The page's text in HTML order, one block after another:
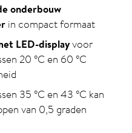
onderbouw
in compact formaat
LED-displayvoor
20 °C en 60 °C
35 °C en 43 °C kan
van 0,5 graden